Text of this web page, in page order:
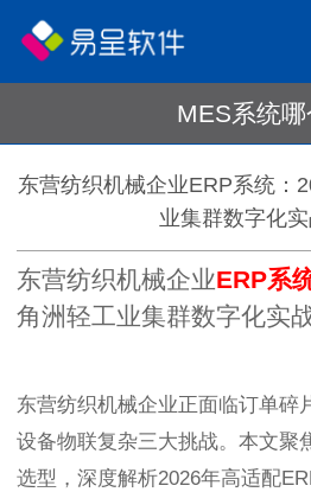
MES系统
东营纺织机械企业ERP系统：
业集群数字化
东营纺织机械企业ERP系
角洲轻工业集群数字化实
东营纺织机械企业正面临订单碎
设备物联复杂三大挑战。本文聚
选型，深度解析2026年高适配